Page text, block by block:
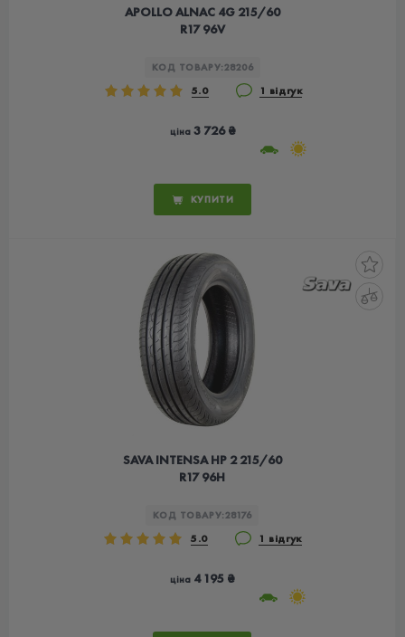
APOLLO ALNAC 4G 215/60
R17 96V
КОД ТОВАРУ:28206
5.0 1 відгук
ціна3 726 ₴
КУПИТИ
SAVA INTENSA HP 2 215/60
R17 96H
КОД ТОВАРУ:28176
5.0 1 відгук
ціна4 195 ₴